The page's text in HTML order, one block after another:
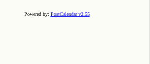
Powered by: PostCalendar v2.55